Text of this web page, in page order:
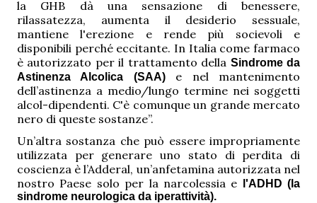
la GHB dà una sensazione di benessere,
rilassatezza, aumenta il desiderio sessuale,
mantiene l'erezione e rende più socievoli e
disponibili perché eccitante. In Italia come farmaco
è autorizzato per il trattamento della Sindrome da
Astinenza Alcolica (SAA)e nel mantenimento
dell’astinenza a medio/lungo termine nei soggetti
alcol-dipendenti. C'è comunque un grande mercato
nero di queste sostanze”.
Un’altra sostanza che può essere impropriamente
utilizzata per generare uno stato di perdita di
coscienza è l’Adderal, un’anfetamina autorizzata nel
nostro Paese solo per la narcolessia e
l'ADHD (la
sindrome neurologica da iperattività).